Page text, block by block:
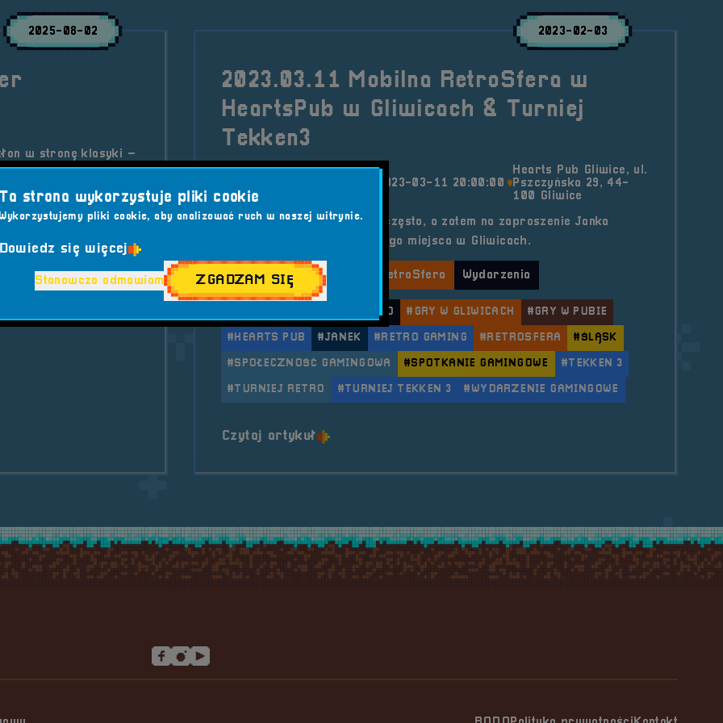
2025-08-02
w stronę klasyki –
retro areny!
dla
Turnieje RS7
#HUDSON SOFT
Super Bomberman!
2023-02-03
2023.03.11 Mobilna RetroSfera w
HeartsPub w Gliwicach & Turniej
Tekken3
2023-03-11 20:00:00
Hearts Pub Gliwice, ul.
Pszczyńska 29, 44-
100 Gliwice
Śląsk gości nas wyjątkowo często, a zatem na zaproszenie Janka
przyjeżdżamy do wyjątkowego miejsca w Gliwicach.
Kategorie wpisu: Mobilna RetroSfera Wydarzenia
#GRY RETRO #GRY W GLIWICACH #GRY W PUBIE
#HEARTS PUB #JANEK #RETRO GAMING #RETROSFERA #ŚLĄSK
#SPOŁECZNOŚĆ GAMINGOWA #SPOTKANIE GAMINGOWE #TEKKEN 3
#TURNIEJ RETRO #TURNIEJ TEKKEN 3 #WYDARZENIE GAMINGOWE
Czytaj artykuło tytule 2023.03.11 Mobilna RetroSfera w HeartsPub w
Ta strona wykorzystuje pliki cookie
pliki cookie, aby analizować ruch w naszej witrynie.
Dowiedz się więcej
Stanowczo odmawiam ZGADZAM SIĘ